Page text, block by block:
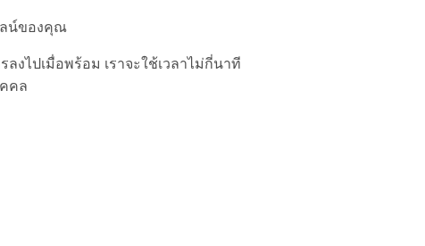
ลน์ของคุณ
งไปเมื่อพร้อม เราจะใช้เวลาไม่กี่นาที
คล